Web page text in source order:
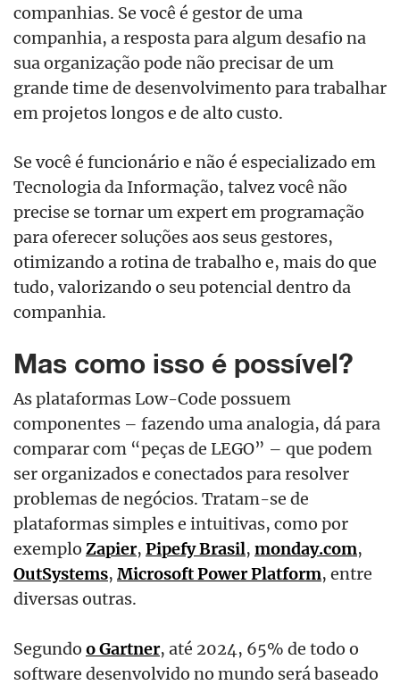
companhias. Se você é gestor de uma
companhia, a resposta para algum desafio na
sua organização pode não precisar de um
grande time de desenvolvimento para trabalhar
em projetos longos e de alto custo.
Se você é funcionário e não é especializado em
Tecnologia da Informação, talvez você não
precise se tornar um expert em programação
para oferecer soluções aos seus gestores,
otimizando a rotina de trabalho e, mais do que
tudo, valorizando o seu potencial dentro da
companhia.
Mas como isso é possível?
As plataformas Low-Code possuem
componentes – fazendo uma analogia, dá para
comparar com “peças de LEGO” – que podem
ser organizados e conectados para resolver
problemas de negócios. Tratam-se de
plataformas simples e intuitivas, como por
exemplo Zapier, Pipefy Brasil, monday.com,
OutSystems, Microsoft Power Platform, entre
diversas outras.
Segundo o Gartner, até 2024, 65% de todo o
software desenvolvido no mundo será baseado